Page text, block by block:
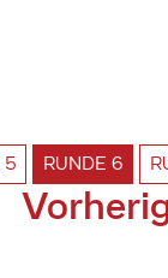
5 RUNDE 6